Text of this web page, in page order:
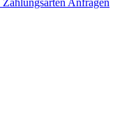
Zahlungsarten Anfragen